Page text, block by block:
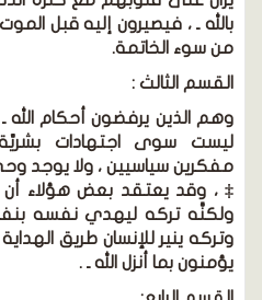
بالله ـ ، فيصيرون إليه قبل الموت
من سوء الخاتمة.
القسم الثالث :
وهم الذين يرفضون أحكام الله ـ
ليست سوى اجتهادات
مفكرين سياسيين ، ولا يوجد
‡ ، وقد يعتقد بعض هؤلاء أن
ولكنَّه تركه ليهدي نفسه
وتركه ينير للإنسان طريق
يؤمنون بما أنزل الله ـ .